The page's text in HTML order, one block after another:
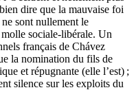
dire que la mauvaise foi
sont nullement le
sociale-libérale. Un
français de Chávez
la nomination du fils de
et répugnante (elle l’est) ;
silence sur les exploits du